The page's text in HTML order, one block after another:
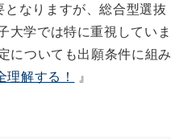
なりますが、総合型選抜
大学では特に重視していま
についても出願条件に組み
解する！ 』